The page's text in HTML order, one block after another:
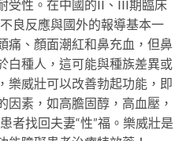
受性。在中國的II、III期臨床
良反應與國外的報導基本一
痛、顏面潮紅和鼻充血，但鼻
白種人，這可能與種族差異或
樂威壯可以改善勃起功能，即
因素，如高膽固醇，高血壓，
者找回夫妻“性”福。樂威壯是